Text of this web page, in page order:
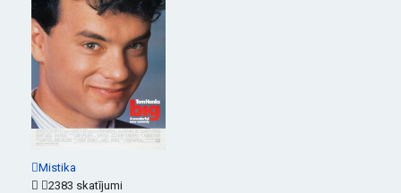
Mistika
2383 skatījumi